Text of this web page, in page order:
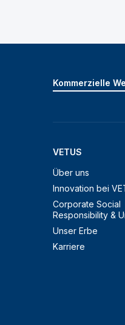
VETUS
Über uns
Innovation bei
Corporate Social
Responsibility &
Unser Erbe
Karriere
Kommerzielle